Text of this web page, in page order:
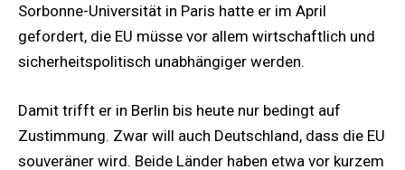
Sorbonne-Universität in Paris hatte er im April
gefordert, die EU müsse vor allem wirtschaftlich und
sicherheitspolitisch unabhängiger werden.
Damit trifft er in Berlin bis heute nur bedingt auf
Zustimmung. Zwar will auch Deutschland, dass die EU
souveräner wird. Beide Länder haben etwa vor kurzem